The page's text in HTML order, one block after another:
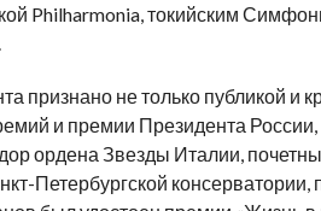
Philharmonia, токийским
признано не только публикой
и премии Президента
ордена Звезды Италии,
Петербургской